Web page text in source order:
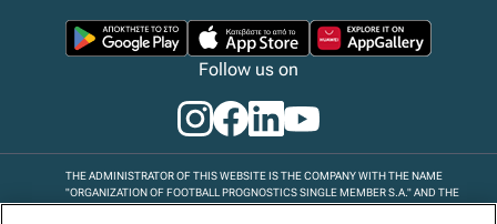
Follow us on
ΤHE ADMINISTRATOR OF THIS WEBSITE IS THE COMPANY WITH THE NAME
"ORGANIZATION OF FOOTBALL PROGNOSTICS SINGLE MEMBER S.A." AND THE
DISTINCTIVE TITLE "OPAP S.A.", WHICH IS BASED IN GREECE, ATHENS, AT 112